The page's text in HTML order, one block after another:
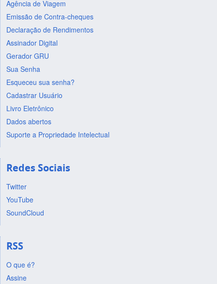
Agência de Viagem
Emissão de Contra-cheques
Declaração de Rendimentos
Assinador Digital
Gerador GRU
Sua Senha
Esqueceu sua senha?
Cadastrar Usuário
Livro Eletrônico
Dados abertos
Suporte a Propriedade Intelectual
Redes Sociais
Twitter
YouTube
SoundCloud
RSS
O que é?
Assine